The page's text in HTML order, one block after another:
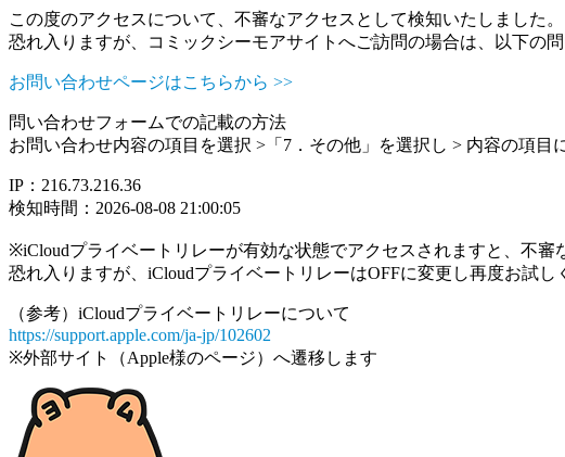
この度のアクセスについて、不審なアクセスとして検知いたしました。
恐れ入りますが、コミックシーモアサイトへご訪問の場合は、以下の
お問い合わせページはこちらから >>
問い合わせフォームでの記載の方法
お問い合わせ内容の項目を選択 >「7．その他」を選択し > 内容の項
IP：216.73.216.36
検知時間：2026-08-08 21:00:05
※iCloudプライベートリレーが有効な状態でアクセスされますと、不審
恐れ入りますが、iCloudプライベートリレーはOFFに変更し再度お試し
（参考）iCloudプライベートリレーについて
https://support.apple.com/ja-jp/102602
※外部サイト（Apple様のページ）へ遷移します